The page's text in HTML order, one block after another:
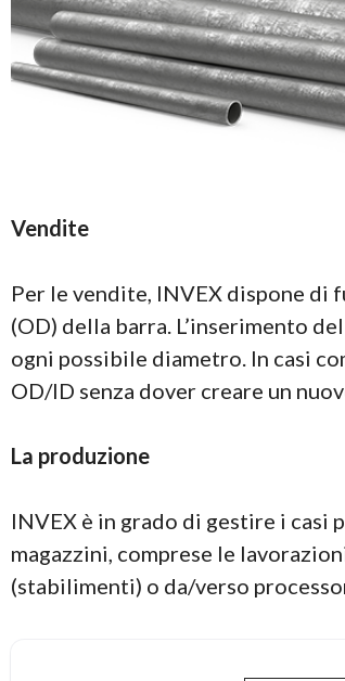
Vendite
Per le vendite, INVEX dispone di
(OD) della barra. L’inserimento
ogni possibile diametro. In casi
OD/ID senza dover creare un
La produzione
INVEX è in grado di gestire i casi
magazzini, comprese le
(stabilimenti) o da/verso